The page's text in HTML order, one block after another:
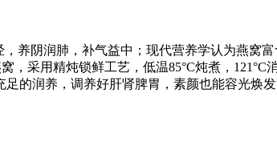
养阴润肺，补气益中；现代营养学认为燕窝富
采用精炖锁鲜工艺，低温85°C炖煮，121°C
的润养，调养好肝肾脾胃，素颜也能容光焕发